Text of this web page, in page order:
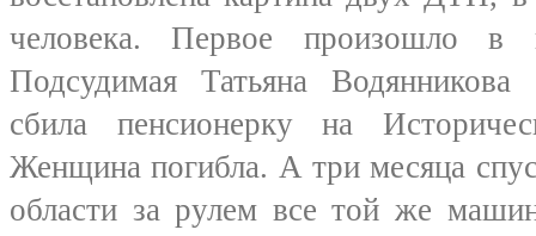
человека. Первое произошло в
Подсудимая Татьяна
сбила пенсионерку на
Женщина погибла. А три месяца
области за рулем все той же